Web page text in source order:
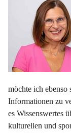
möchte ich ebenso
Informationen zu
es Wissenswertes
kulturellen und